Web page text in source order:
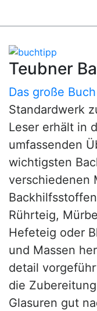
Teubner
Das große
Standardwerk
Leser erhält in
umfassenden
wichtigsten
verschiedenen
Rührteig,
Hefeteig oder
und Massen
detail
die
Glasuren gut